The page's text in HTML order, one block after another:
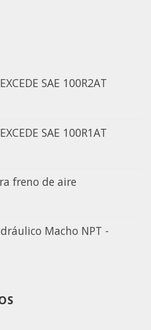
SAE 100R2AT
SAE 100R1AT
freno de aire
Macho NPT -